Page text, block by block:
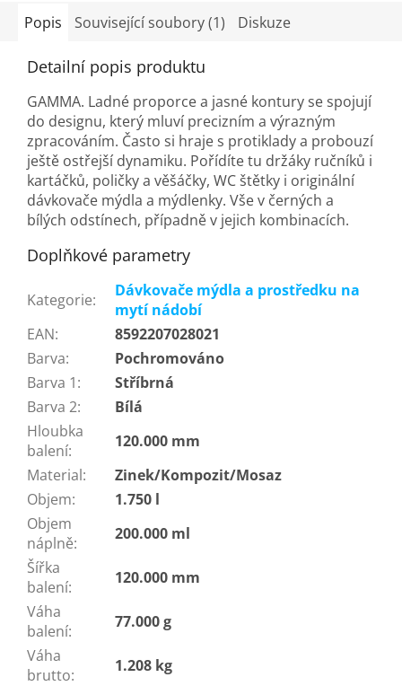
Popis Související soubory (1) Diskuze
Detailní popis produktu
GAMMA. Ladné proporce a jasné kontury se spojují
do designu, který mluví precizním a výrazným
zpracováním. Často si hraje s protiklady a probouzí
ještě ostřejší dynamiku. Pořídíte tu držáky ručníků i
kartáčků, poličky a věšáčky, WC štětky i originální
dávkovače mýdla a mýdlenky. Vše v černých a
bílých odstínech, případně v jejich kombinacích.
Doplňkové parametry
Kategorie:
Dávkovače mýdla a prostředku na
mytí nádobí
EAN:
8592207028021
Barva:
Pochromováno
Barva 1:
Stříbrná
Barva 2:
Bílá
Hloubka
balení:
120.000 mm
Material:
Zinek/Kompozit/Mosaz
Objem:
1.750 l
Objem
náplně:
200.000 ml
Šířka
balení:
120.000 mm
Váha
balení:
77.000 g
Váha
brutto:
1.208 kg